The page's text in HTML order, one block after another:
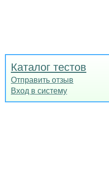
Каталог тестов
Отправить отзыв
Вход в систему